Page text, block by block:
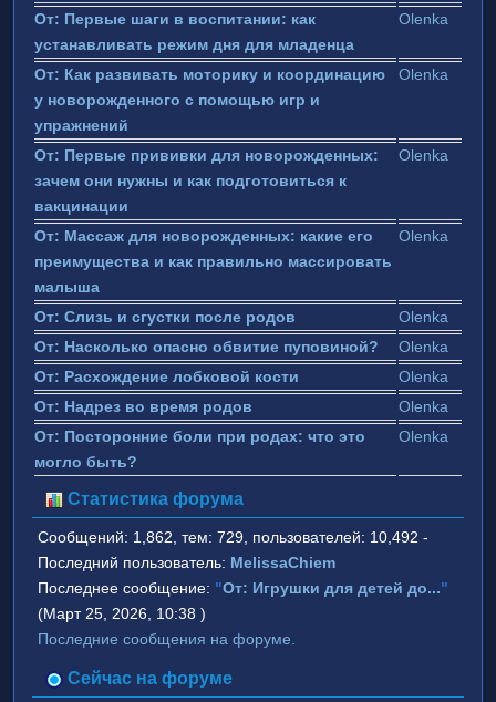
От: Первые шаги в воспитании: как
устанавливать режим дня для младенца
Olenka
От: Как развивать моторику и координацию
у новорожденного с помощью игр и
упражнений
Olenka
От: Первые прививки для новорожденных:
зачем они нужны и как подготовиться к
вакцинации
Olenka
От: Массаж для новорожденных: какие его
преимущества и как правильно массировать
малыша
Olenka
От: Слизь и сгустки после родов
Olenka
От: Насколько опасно обвитие пуповиной?
Olenka
От: Расхождение лобковой кости
Olenka
От: Надрез во время родов
Olenka
От: Посторонние боли при родах: что это
могло быть?
Olenka
Статистика форума
Сообщений: 1,862, тем: 729, пользователей: 10,492 -
Последний пользователь: MelissaChiem
Последнее сообщение: "От: Игрушки для детей до..."
(Март 25, 2026, 10:38 )
Последние сообщения на форуме.
Сейчас на форуме